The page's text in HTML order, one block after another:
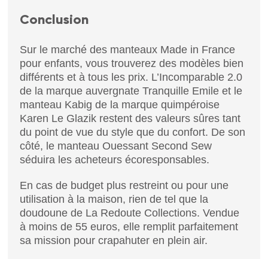
Conclusion
Sur le marché des manteaux Made in France
pour enfants, vous trouverez des modèles bien
différents et à tous les prix. L’Incomparable 2.0
de la marque auvergnate Tranquille Emile et le
manteau Kabig de la marque quimpéroise
Karen Le Glazik restent des valeurs sûres tant
du point de vue du style que du confort. De son
côté, le manteau Ouessant Second Sew
séduira les acheteurs écoresponsables.
En cas de budget plus restreint ou pour une
utilisation à la maison, rien de tel que la
doudoune de La Redoute Collections. Vendue
à moins de 55 euros, elle remplit parfaitement
sa mission pour crapahuter en plein air.